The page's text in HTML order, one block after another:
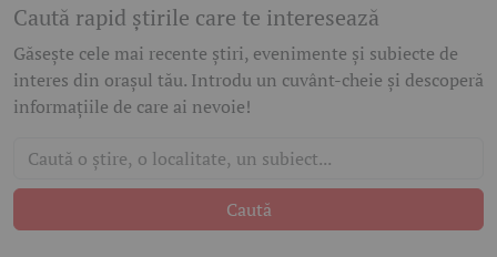
Caută rapid știrile care te interesează
Găsește cele mai recente știri, evenimente și subiecte de
interes din orașul tău. Introdu un cuvânt-cheie și descoperă
informațiile de care ai nevoie!
Caută